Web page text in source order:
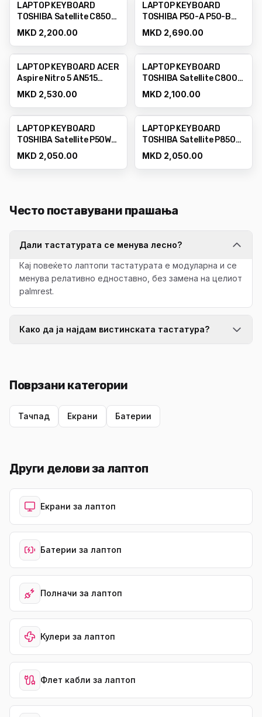
LAPTOP KEYBOARD
TOSHIBA Satellite C850
P850 P855 C855 C870
MKD 2,200.00
LAPTOP KEYBOARD
TOSHIBA P50-A P50-B
P50T-A P50T-B P55-A
P55T-A
MKD 2,690.00
LAPTOP KEYBOARD ACER
Aspire Nitro 5 AN515
AN515-52 AN515-51
AN515-54 AN515-43
MKD 2,530.00
LAPTOP KEYBOARD
TOSHIBA Satellite C800
C805 C800D C840 L800
L805 L830 L840 M800
MKD 2,100.00
LAPTOP KEYBOARD
TOSHIBA Satellite P50W
P55W P50W-B P55W-A
P55W-B
MKD 2,050.00
LAPTOP KEYBOARD
TOSHIBA Satellite P850
P855 L855 L875 L855D
L855D-S5220
MKD 2,050.00
Често поставувани прашања
Дали тастатурата се менува лесно?
Кај повеќето лаптопи тастатурата е модуларна и се
менува релативно едноставно, без замена на целиот
palmrest.
Како да ја најдам вистинската тастатура?
Поврзани категории
Тачпад Екрани Батерии
Други делови за лаптоп
Екрани за лаптоп
Батерии за лаптоп
Полначи за лаптоп
Кулери за лаптоп
Флет кабли за лаптоп